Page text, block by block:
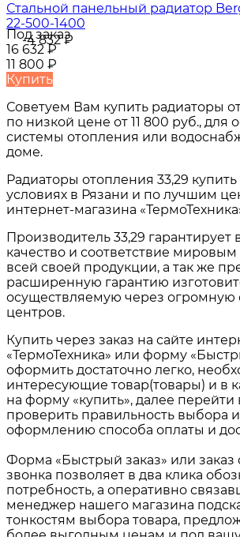
-4 832₽
Стальной панельный радиатор
22-500-1400
Под заказ
16 632₽
11 800 ₽
Купить
Советуем Вам купить радиаторы
по низкой цене от 11 800 руб., для
системы отопления или
доме.
Радиаторы отопления 33,29
условиях в Рязани и по лучшим
интернет-магазина
Производитель 33,29 гарантирует
качество и соответствие мировым
всей своей продукции, а так же
расширенную гарантию
осуществляемую через огромную
центров.
Купить через заказ на сайте
«ТермоТехника» или форму
оформить достаточно легко,
интересующие товар(товары) и в
на форму «купить», далее перейти
проверить правильность выбора
оформлению способа оплаты и
Форма «Быстрый заказ» или заказ
звонка позволяет в два клика
потребность, а оперативно
менеджер нашего магазина
тонкостям выбора товара,